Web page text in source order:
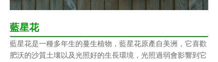
藍星花
藍星花是一種多年生的蔓生植物，藍星花原產自美洲，它喜歡
肥沃的沙質土壤以及光照好的生長環境，光照過弱會影響到它